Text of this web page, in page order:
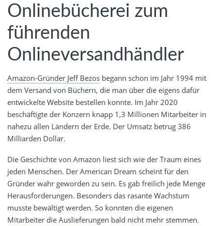
Onlinebücherei zum
führenden
Onlineversandhändler
Amazon-Gründer Jeff Bezos begann schon im Jahr 1994 mit
dem Versand von Büchern, die man über die eigens dafür
entwickelte Website bestellen konnte. Im Jahr 2020
beschäftigte der Konzern knapp 1,3 Millionen Mitarbeiter in
nahezu allen Ländern der Erde. Der Umsatz betrug 386
Milliarden Dollar.
Die Geschichte von Amazon liest sich wie der Traum eines
jeden Menschen. Der American Dream scheint für den
Gründer wahr geworden zu sein. Es gab freilich jede Menge
Herausforderungen. Besonders das rasante Wachstum
musste bewältigt werden. So konnten die eigenen
Mitarbeiter die Auslieferungen bald nicht mehr stemmen.